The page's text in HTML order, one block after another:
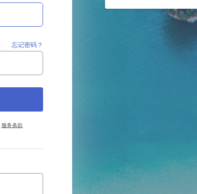
忘记密码？
服务条款